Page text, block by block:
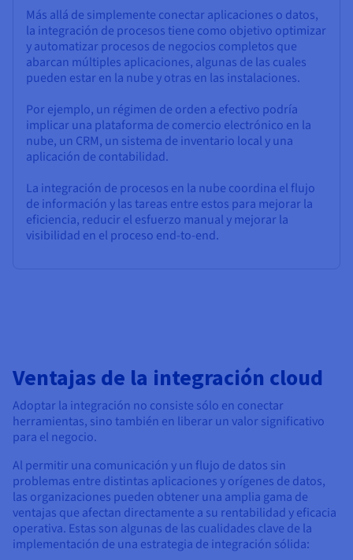
Más allá de simplemente conectar aplicaciones o datos,
la integración de procesos tiene como objetivo optimizar
y automatizar procesos de negocios completos que
abarcan múltiples aplicaciones, algunas de las cuales
pueden estar en la nube y otras en las instalaciones.
Por ejemplo, un régimen de orden a efectivo podría
implicar una plataforma de comercio electrónico en la
nube, un CRM, un sistema de inventario local y una
aplicación de contabilidad.
La integración de procesos en la nube coordina el flujo
de información y las tareas entre estos para mejorar la
eficiencia, reducir el esfuerzo manual y mejorar la
visibilidad en el proceso end-to-end.
Ventajas de la integración cloud
Adoptar la integración no consiste sólo en conectar
herramientas, sino también en liberar un valor significativo
para el negocio.
Al permitir una comunicación y un flujo de datos sin
problemas entre distintas aplicaciones y orígenes de datos,
las organizaciones pueden obtener una amplia gama de
ventajas que afectan directamente a su rentabilidad y eficacia
operativa. Estas son algunas de las cualidades clave de la
implementación de una estrategia de integración sólida: